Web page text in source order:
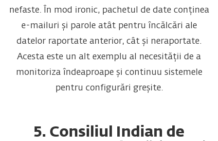
nefaste. În mod ironic, pachetul de date conținea
e-mailuri și parole atât pentru încălcări ale
datelor raportate anterior, cât și neraportate.
Acesta este un alt exemplu al necesității de a
monitoriza îndeaproape și continuu sistemele
pentru configurări greșite.
5. Consiliul Indian de